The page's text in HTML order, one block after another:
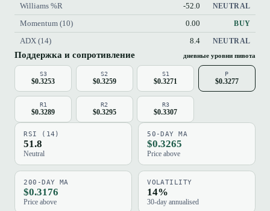
Williams %R -52.0 NEUTRAL
Momentum (10) 0.00 BUY
ADX (14) 8.4 NEUTRAL
Поддержка и сопротивление дневные уровни пивота
S3
$0.3253
S2
$0.3259
S1
$0.3271
P
$0.3277
R1
$0.3289
R2
$0.3295
R3
$0.3307
RSI (14)
51.8
Neutral
50-DAY MA
$0.3265
Price above
200-DAY MA
$0.3176
Price above
VOLATILITY
14%
30-day annualised